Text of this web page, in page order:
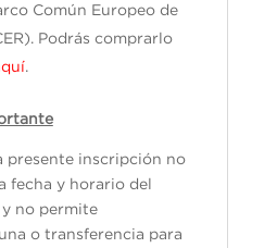
Común Europeo de
Podrás comprarlo
.
presente inscripción no
fecha y horario del
y no permite
o transferencia para